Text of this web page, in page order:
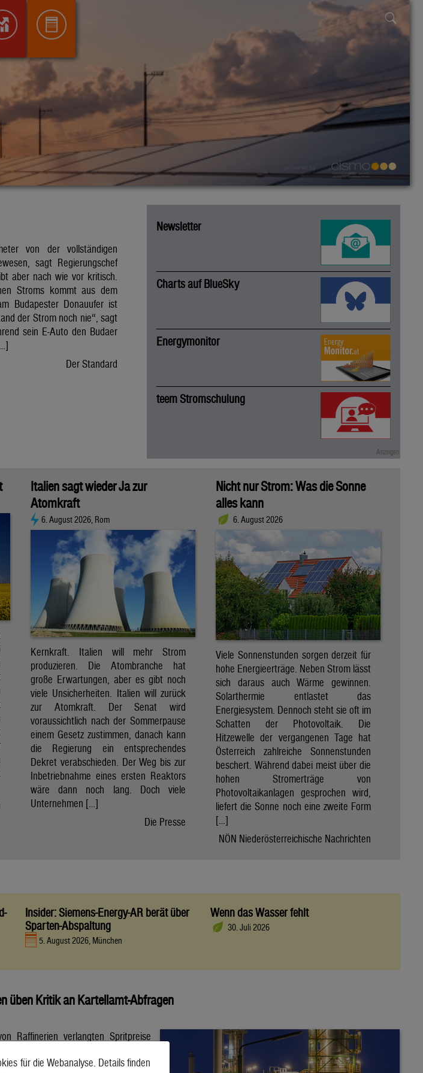
von der vollständigen
sagt Regierungschef
aber nach wie vor kritisch.
Stroms kommt aus dem
Budapester Donauufer ist
der Strom noch nie“, sagt
sein E-Auto den Budaer
Der Standard
Newsletter
Charts auf BlueSky
Energymonitor
teem Stromschulung
Italien sagt wieder Ja zur
Atomkraft
6. August 2026, Rom
Kernkraft. Italien will mehr Strom
produzieren. Die Atombranche hat
große Erwartungen, aber es gibt noch
viele Unsicherheiten. Italien will zurück
zur Atomkraft. Der Senat wird
voraussichtlich nach der Sommerpause
einem Gesetz zustimmen, danach kann
die Regierung ein entsprechendes
Dekret verabschieden. Der Weg bis zur
Inbetriebnahme eines ersten Reaktors
wäre dann noch lang. Doch viele
Unternehmen […]
Die Presse
Nicht nur Strom: Was die Sonne
alles kann
6. August 2026
Viele Sonnenstunden sorgen derzeit für
hohe Energieerträge. Neben Strom lässt
sich daraus auch Wärme gewinnen.
Solarthermie entlastet das
Energiesystem. Dennoch steht sie oft im
Schatten der Photovoltaik. Die
Hitzewelle der vergangenen Tage hat
Österreich zahlreiche Sonnenstunden
beschert. Während dabei meist über die
hohen Stromerträge von
Photovoltaikanlagen gesprochen wird,
liefert die Sonne noch eine zweite Form
[…]
NÖN Niederösterreichische Nachrichten
Insider: Siemens-Energy-AR berät über
Sparten-Abspaltung
5. August 2026, München
Wenn das Wasser fehlt
30. Juli 2026
üben Kritik an Kartellamt-Abfragen
Raffinerien verlangten Spritpreise
einige Hürden. Der
für die Webanalyse. Details finden